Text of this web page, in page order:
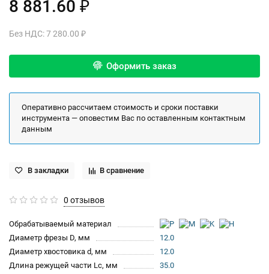
8 881.60 ₽
Без НДС: 7 280.00 ₽
Оформить заказ
Оперативно рассчитаем стоимость и сроки поставки
инструмента — оповестим Вас по оставленным контактным
данным
В закладки В сравнение
0 отзывов
Обрабатываемый материал
Диаметр фрезы D, мм
12.0
Диаметр хвостовика d, мм
12.0
Длина режущей части Lc, мм
35.0